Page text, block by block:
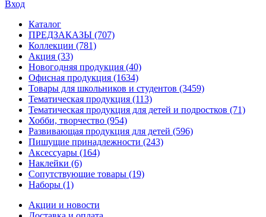
Вход
Каталог
ПРЕДЗАКАЗЫ (707)
Коллекции (781)
Акция (33)
Новогодняя продукция (40)
Офисная продукция (1634)
Товары для школьников и студентов (3459)
Тематическая продукция (113)
Тематическая продукция для детей и подростков (71)
Хобби, творчество (954)
Развивающая продукция для детей (596)
Пишущие принадлежности (243)
Аксессуары (164)
Наклейки (6)
Сопутствующие товары (19)
Наборы (1)
Акции и новости